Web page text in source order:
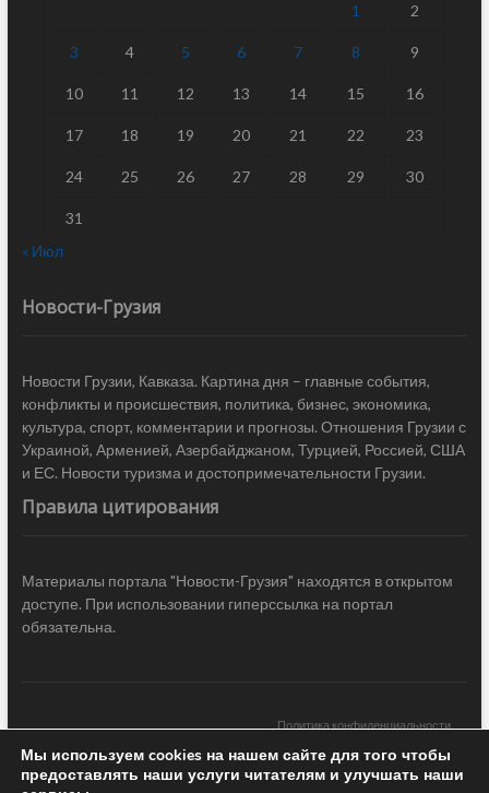
1 2
3 4 5 6 7 8 9
10 11 12 13 14 15 16
17 18 19 20 21 22 23
24 25 26 27 28 29 30
31
« Июл
Новости-Грузия
Новости Грузии, Кавказа. Картина дня – главные события,
конфликты и происшествия, политика, бизнес, экономика,
культура, спорт, комментарии и прогнозы. Отношения Грузии с
Украиной, Арменией, Азербайджаном, Турцией, Россией, США
и ЕС. Новости туризма и достопримечательности Грузии.
Правила цитирования
Материалы портала "Новости-Грузия" находятся в открытом
доступе. При использовании гиперссылка на портал
обязательна.
Политика конфиденциальности
Новости Грузии| Black Sea Press LTD © 2020 All Rights Reserved /
Мы используем cookies на нашем сайте для того чтобы
предоставлять наши услуги читателям и улучшать наши